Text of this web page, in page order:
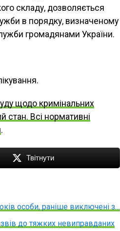
складу, дозволяється
в порядку, визначеному
громадянами України.
щодо кримінальних
стан. Всі нормативні
.
Твітнути
особи, раніше виключені з…
до тяжких невиправданих